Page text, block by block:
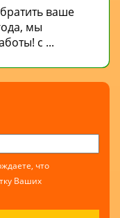
ваше
мы
с ...
что
Ваших